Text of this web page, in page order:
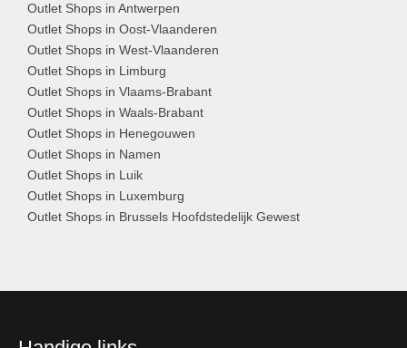
Outlet Shops in Antwerpen
Outlet Shops in Oost-Vlaanderen
Outlet Shops in West-Vlaanderen
Outlet Shops in Limburg
Outlet Shops in Vlaams-Brabant
Outlet Shops in Waals-Brabant
Outlet Shops in Henegouwen
Outlet Shops in Namen
Outlet Shops in Luik
Outlet Shops in Luxemburg
Outlet Shops in Brussels Hoofdstedelijk Gewest